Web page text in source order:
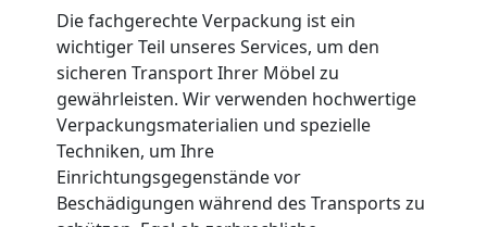
Die fachgerechte Verpackung ist ein
wichtiger Teil unseres Services, um den
sicheren Transport Ihrer Möbel zu
gewährleisten. Wir verwenden hochwertige
Verpackungsmaterialien und spezielle
Techniken, um Ihre
Einrichtungsgegenstände vor
Beschädigungen während des Transports zu
Full-
Service-
Umzug
Feldkirch